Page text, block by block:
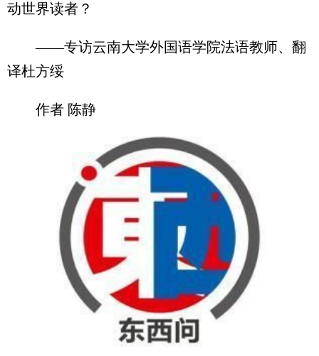
动世界读者？
——专访云南大学外国语学院法语教师、翻
译杜方绥
作者 陈静